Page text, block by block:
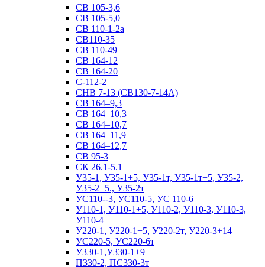
СВ 105-3,6
СВ 105-5,0
СВ 110-1-2а
СВ110-35
СВ 110-49
СВ 164-12
СВ 164-20
С-112-2
СНВ 7-13 (СВ130-7-14А)
СВ 164–9,3
СВ 164–10,3
СВ 164–10,7
СВ 164–11,9
СВ 164–12,7
СВ 95-3
СК 26.1-5.1
У35-1, У35-1+5, У35-1т, У35-1т+5, У35-2,
У35-2+5., У35-2т
УС110--3, УС110-5, УС 110-6
У110-1, У110-1+5, У110-2, У110-3, У110-3,
У110-4
У220-1, У220-1+5, У220-2т, У220-3+14
УС220-5, УС220-6т
У330-1,У330-1+9
П330-2, ПС330-3т